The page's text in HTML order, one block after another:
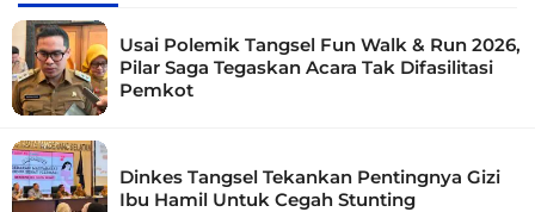
Usai Polemik Tangsel Fun Walk & Run 2026,
Pilar Saga Tegaskan Acara Tak Difasilitasi
Pemkot
Dinkes Tangsel Tekankan Pentingnya Gizi
Ibu Hamil Untuk Cegah Stunting